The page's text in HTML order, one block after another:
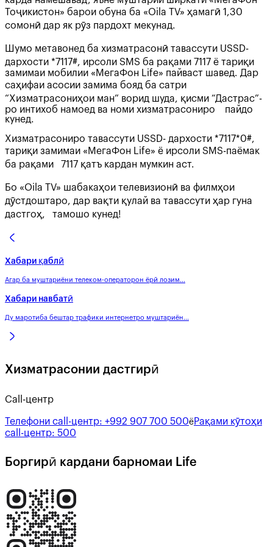
Тоҷикистон» барои обуна ба «Oila TV» ҳамагӣ 1,30
сомонӣ дар як рӯз пардохт мекунад.
Шумо метавонед ба хизматрасонӣ тавассути USSD-
дархости *7117#, ирсоли SMS ба рақами 7117 ё тариқи
замимаи мобилии «МегаФон Life» пайваст шавед. Дар
саҳифаи асосии замима бояд ба сатри
“Хизматрасониҳои ман” ворид шуда, қисми “Дастрас”-
ро интихоб намоед ва номи хизматрасониро пайдо
кунед.
Хизматрасониро тавассути USSD- дархости *7117*0#,
тариқи замимаи «МегаФон Life» ё ирсоли SMS-паёмак
ба рақами 7117 қатъ кардан мумкин аст.
Бо «Oila TV» шабакаҳои телевизионӣ ва филмҳои
дӯстдоштаро, дар вақти қулай ва тавассути ҳар гуна
дастгоҳ, тамошо кунед!
Хабари қаблӣ
Агар ба муштариёни телеком-операторон ёрӣ лозим...
Хабари навбатӣ
Ду маротиба бештар трафики интернетро муштариён...
Хизматрасонии дастгирӣ
Call-центр
Телефони call-центр: +992 907 700 500ёРақами кӯтоҳи
call-центр: 500
Боргирӣ кардани барномаи Life